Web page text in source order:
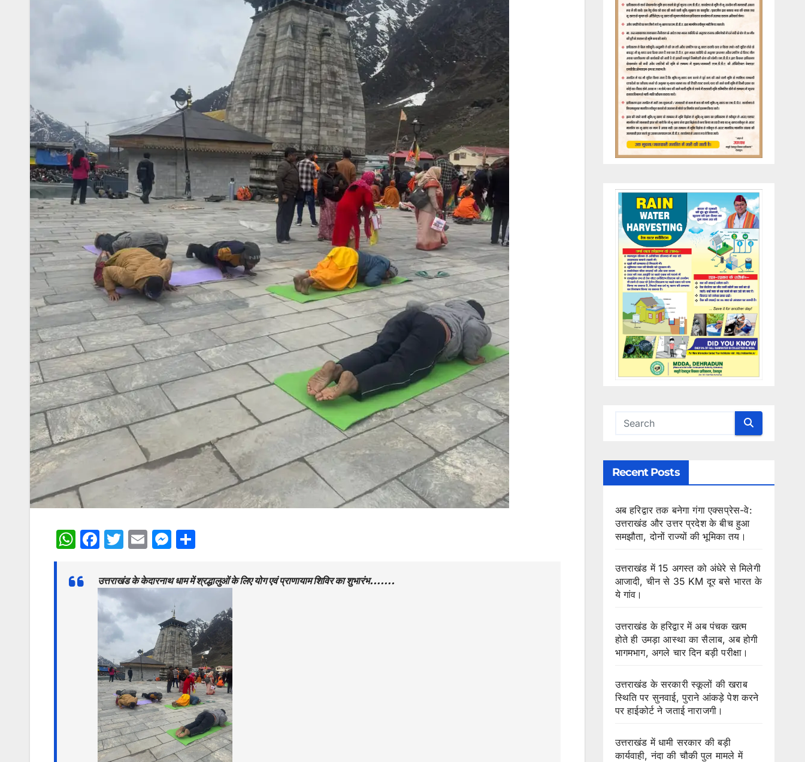
W
at
F
c
e
b
o
o
k
T
itt
er
E
ai
l
M
s
e
n
g
er
ar
उत्तराखंड के केदारनाथ धाम में श्रद्धालुओं के लिए योग एवं प्राणायाम शिविर का शुभारंभ…….
Recent Posts
अब हरिद्वार तक बनेगा गंगा एक्सप्रेस-वे:
उत्तराखंड और उत्तर प्रदेश के बीच हुआ
समझौता, दोनों राज्यों की भूमिका तय।
उत्तराखंड में 15 अगस्त को अंधेरे से मिलेगी
आजादी, चीन से 35 KM दूर बसे भारत के
ये गांव।
उत्तराखंड के हरिद्वार में अब पंचक खत्म
होते ही उमड़ा आस्था का सैलाब, अब होगी
भागमभाग, अगले चार दिन बड़ी परीक्षा।
उत्तराखंड के सरकारी स्कूलों की खराब
स्थिति पर सुनवाई, पुराने आंकड़े पेश करने
पर हाईकोर्ट ने जताई नाराजगी।
उत्तराखंड में धामी सरकार की बड़ी
कार्यवाही, नंदा की चौकी पुल मामले में